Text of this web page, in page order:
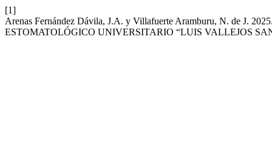
[1]
Arenas Fernández Dávila, J.A. y Villafuerte Aramburu, N. de J.
ESTOMATOLÓGICO UNIVERSITARIO “LUIS VALLEJOS